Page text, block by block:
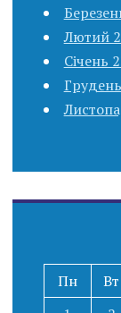
Лютий
Січень
Пн
Вт